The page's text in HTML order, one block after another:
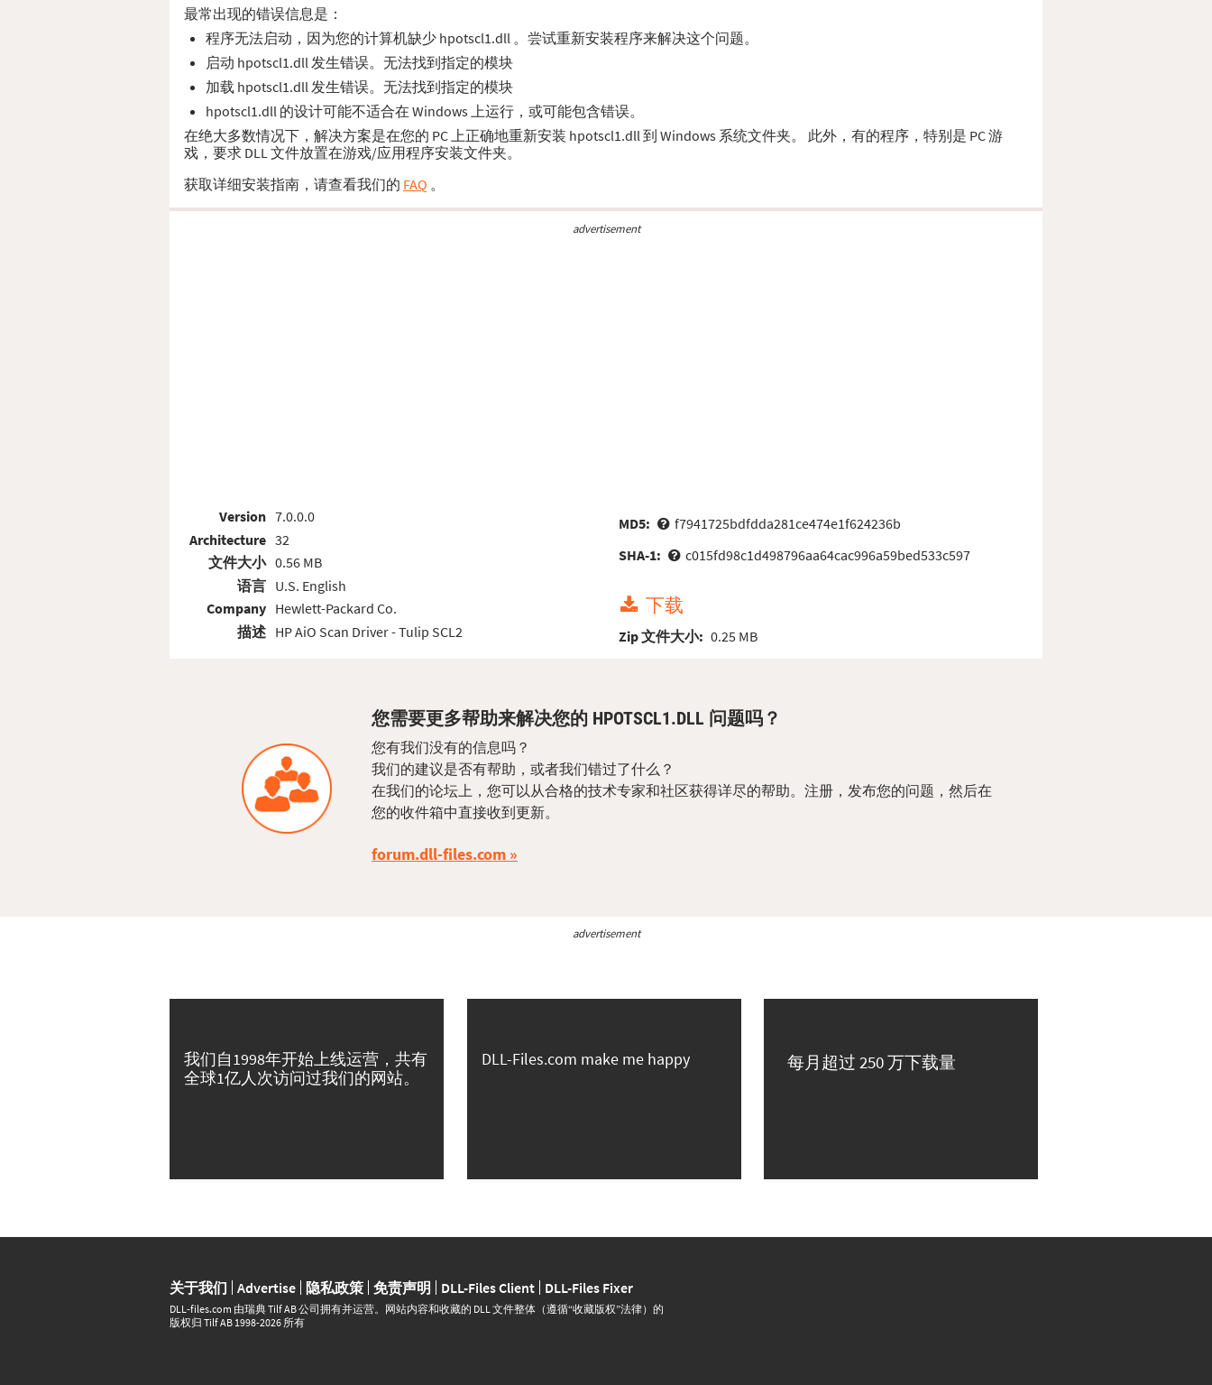
最常出现的错误信息是：
程序无法启动，因为您的计算机缺少 hpotscl1.dll 。尝试重新安装程序来解决这个问题。
启动 hpotscl1.dll 发生错误。无法找到指定的模块
加载 hpotscl1.dll 发生错误。无法找到指定的模块
hpotscl1.dll 的设计可能不适合在 Windows 上运行，或可能包含错误。
在绝大多数情况下，解决方案是在您的 PC 上正确地重新安装 hpotscl1.dll 到 Windows 系统文件夹。 此外，有的程序，特别是 PC 游
戏，要求 DLL 文件放置在游戏/应用程序安装文件夹。
获取详细安装指南，请查看我们的 FAQ 。
advertisement
Version
Architecture
文件大小
语言
Company
描述
7.0.0.0
32
0.56 MB
U.S. English
Hewlett-Packard Co.
HP AiO Scan Driver - Tulip SCL2
MD5:
f7941725bdfdda281ce474e1f624236b
SHA-1:
c015fd98c1d498796aa64cac996a59bed533c597
下载
Zip 文件大小: 0.25 MB
您需要更多帮助来解决您的 HPOTSCL1.DLL 问题吗？
您有我们没有的信息吗？
我们的建议是否有帮助，或者我们错过了什么？
在我们的论坛上，您可以从合格的技术专家和社区获得详尽的帮助。注册，发布您的问题，然后在
您的收件箱中直接收到更新。
forum.dll-files.com
advertisement
我们自1998年开始上线运营，共有
全球1亿人次访问过我们的网站。
DLL-Files.com make me happy 每月超过 250 万下载量
关于我们 Advertise 隐私政策 免责声明 DLL-Files Client DLL-Files Fixer
DLL‑files.com 由瑞典 Tilf AB 公司拥有并运营。网站内容和收藏的 DLL 文件整体（遵循“收藏版权”法律）的
版权归 Tilf AB 1998-2026 所有